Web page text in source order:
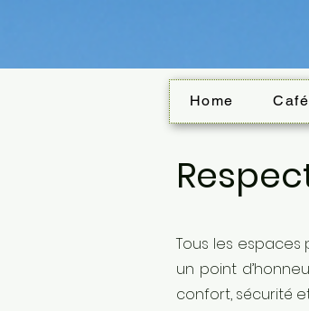
Home
Tous les
un point
confort, sécurité